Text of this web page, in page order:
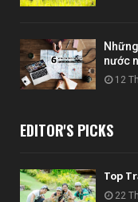
nước
12
EDITOR'S PICKS
Top
22